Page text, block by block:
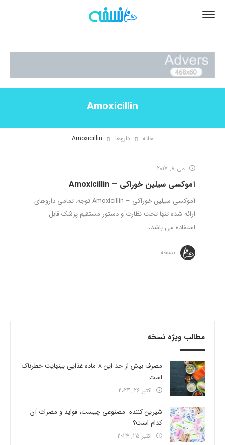
Amoxicillin
خانه داروها Amoxicillin
می 8, 2017
آموکسی سیلین خوراکی – Amoxicillin
آموکسی سیلین خوراکی – Amoxicillin توجه: تمامی داروهای
ارائه شده تنها تحت نظارت و دستور مستقیم پزشک قابل
استفاده می باشد، ...
نسخه
مطالب ویژه نسخه
مصرف بیش از حد این 8 ماده غذایی بینهایت خطرناک
است
اکتبر 26, 2024
شیرین کننده مصنوعی چیست، فواید و مضرات آن
کدام است؟
اکتبر 25, 2024